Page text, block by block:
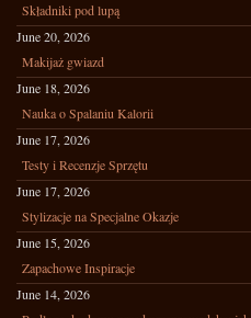
Składniki pod lupą
June 20, 2026
Makijaż gwiazd
June 18, 2026
Nauka o Spalaniu Kalorii
June 17, 2026
Testy i Recenzje Sprzętu
June 17, 2026
Stylizacje na Specjalne Okazje
June 15, 2026
Zapachowe Inspiracje
June 14, 2026